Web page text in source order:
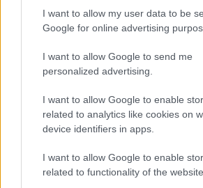
I want to allow my user data to be
Google for online advertising
I want to allow Google to send me
personalized advertising.
I want to allow Google to enable
related to analytics like cookies on
device identifiers in apps.
I want to allow Google to enable
related to functionality of the
calcistica, ma piuttosto un test
l’immagine della Roma e la sua
le sfide未来 nel calcio europeo.
audace come quello su
dare l’accelerazione tanto attesa
vicolo cieco in un mercato sempre
Precedente